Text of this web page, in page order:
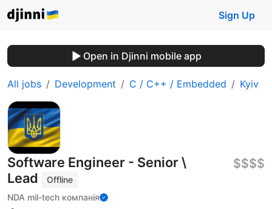
Sign Up
Open in Djinni mobile app
All jobs Development C / C++ / Embedded Kyiv
Software Engineer - Senior \
Lead
Offline
NDA mil-tech компанія
$$$$